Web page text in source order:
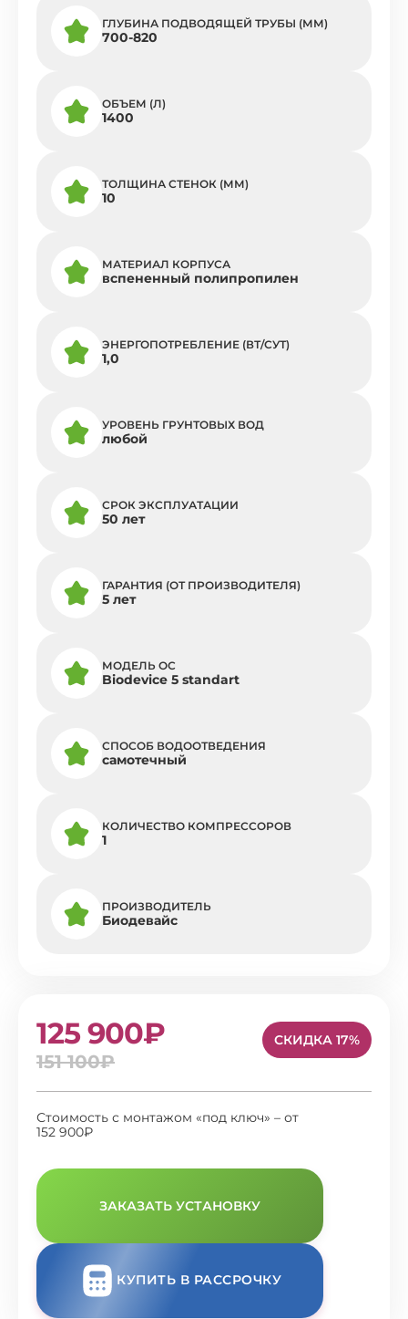
ГЛУБИНА ПОДВОДЯЩЕЙ ТРУБЫ (ММ)
700-820
ОБЪЕМ (Л)
1400
ТОЛЩИНА СТЕНОК (ММ)
10
МАТЕРИАЛ КОРПУСА
вспененный полипропилен
ЭНЕРГОПОТРЕБЛЕНИЕ (ВТ/СУТ)
1,0
УРОВЕНЬ ГРУНТОВЫХ ВОД
любой
СРОК ЭКСПЛУАТАЦИИ
50 лет
ГАРАНТИЯ (ОТ ПРОИЗВОДИТЕЛЯ)
5 лет
МОДЕЛЬ ОС
Biodevice 5 standart
СПОСОБ ВОДООТВЕДЕНИЯ
самотечный
КОЛИЧЕСТВО КОМПРЕССОРОВ
1
ПРОИЗВОДИТЕЛЬ
Биодевайс
125 900₽
151 100₽
СКИДКА 17%
Стоимость с монтажом «под ключ» – от
152 900₽
ЗАКАЗАТЬ УСТАНОВКУ
КУПИТЬ В РАССРОЧКУ